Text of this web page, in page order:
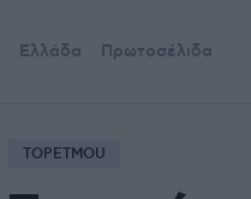
Ελλάδα Πρωτοσέλιδα
TOPETMOU